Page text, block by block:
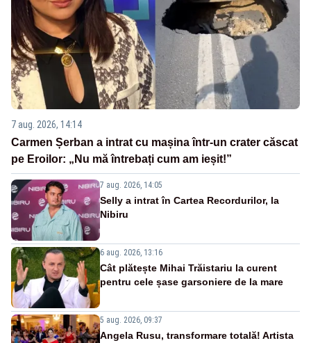
7 aug. 2026, 14:14
Carmen Șerban a intrat cu mașina într-un crater căscat
pe Eroilor: „Nu mă întrebați cum am ieșit!”
7 aug. 2026, 14:05
Selly a intrat în Cartea Recordurilor, la
Nibiru
6 aug. 2026, 13:16
Cât plătește Mihai Trăistariu la curent
pentru cele șase garsoniere de la mare
5 aug. 2026, 09:37
Angela Rusu, transformare totală! Artista